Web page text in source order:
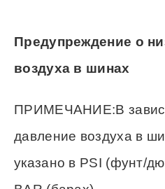
Предупреждение о
воздуха в шинах
ПРИМЕЧАНИЕ:В
давление воздуха в
указано в PSI (фунт/